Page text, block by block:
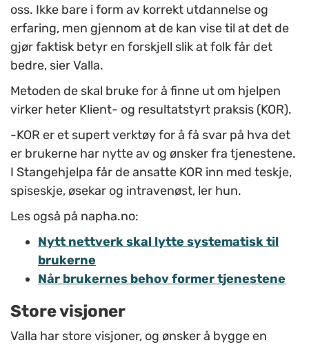
oss. Ikke bare i form av korrekt utdannelse og
erfaring, men gjennom at de kan vise til at det de
gjør faktisk betyr en forskjell slik at folk får det
bedre, sier Valla.
Metoden de skal bruke for å finne ut om hjelpen
virker heter Klient- og resultatstyrt praksis (KOR).
-KOR er et supert verktøy for å få svar på hva det
er brukerne har nytte av og ønsker fra tjenestene.
I Stangehjelpa får de ansatte KOR inn med teskje,
spiseskje, øsekar og intravenøst, ler hun.
Les også på napha.no:
Nytt nettverk skal lytte systematisk til
brukerne
Når brukernes behov former tjenestene
Store visjoner
Valla har store visjoner, og ønsker å bygge en